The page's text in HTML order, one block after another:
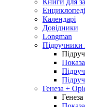
Книги для
Календарі
Довідники
Longman
Підручники
Генеза +